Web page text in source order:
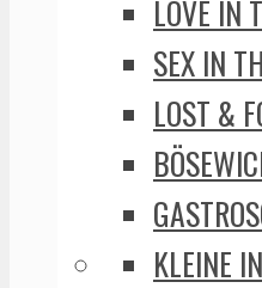
LOVE IN
SEX IN
LOST &
KLEINE